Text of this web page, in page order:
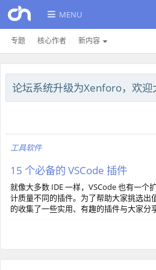
MENU
专题 核心作者 新内容
论坛系统升级为Xenforo，欢迎
工具软件
15 个必备的 VSCode 插件
就像大多数 IDE 一样，VSCode 也有一个
计质量不同的插件。为了帮助大家挑选出
的收集了一些实用、有趣的插件与大家分